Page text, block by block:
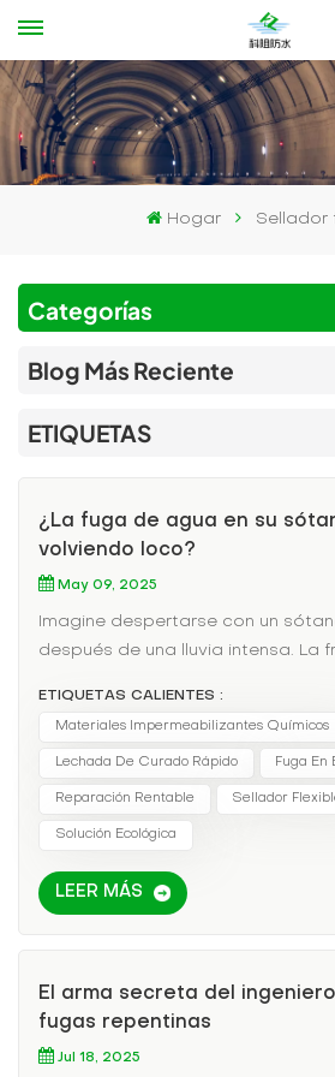
Hogar Sellador
Categorías
Blog Más Reciente
ETIQUETAS
¿La fuga de agua en su
volviendo loco?
May 09, 2025
Imagine despertarse con un
después de una lluvia intensa. La
el sueño a cualquier propietario.
tradicionales, como los parches
membranas impermeabilizantes,
soluble en agua, una solución
sellado de fugas. A diferencia de
contacto con el agua y forma un
impermeable. Ya sea en muros de
tuberías subterráneas o fosos de
ETIQUETAS CALIENTES :
Materiales Impermeabilizantes Químicos
Lechada De Curado Rápido Fuga En
Reparación Rentable Sellador
Solución Ecológica
LEER MÁS
El arma secreta del
fugas repentinas
Jul 18, 2025